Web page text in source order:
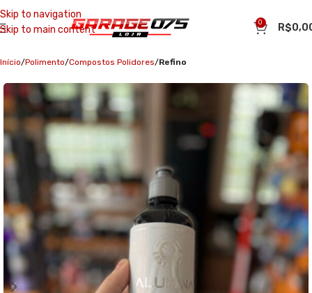
Skip to navigation
Skip to main content
0 R$
Início Polimento Compostos Polidores Refino